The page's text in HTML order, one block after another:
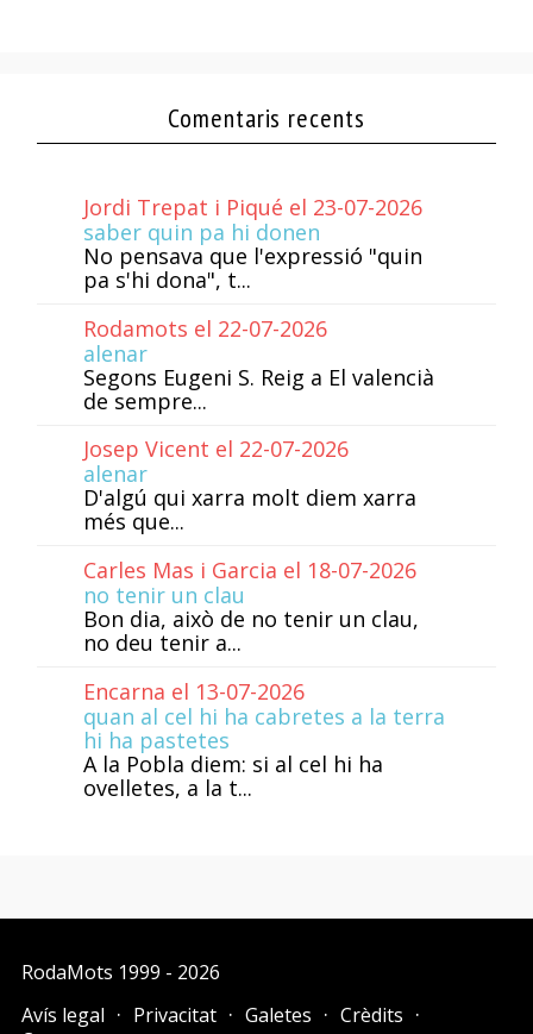
Comentaris recents
Jordi Trepat i Piqué el 23-07-2026
saber quin pa hi donen
No pensava que l'expressió "quin
pa s'hi dona", t...
Rodamots el 22-07-2026
alenar
Segons Eugeni S. Reig a El valencià
de sempre...
Josep Vicent el 22-07-2026
alenar
D'algú qui xarra molt diem xarra
més que...
Carles Mas i Garcia el 18-07-2026
no tenir un clau
Bon dia, això de no tenir un clau,
no deu tenir a...
Encarna el 13-07-2026
quan al cel hi ha cabretes a la terra
hi ha pastetes
A la Pobla diem: si al cel hi ha
ovelletes, a la t...
RodaMots 1999 - 2026
Avís legal
Privacitat Galetes
Crèdits